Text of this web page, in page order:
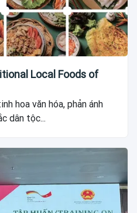
Local Foods of
hoa văn hóa, phản ánh
dân tộc...